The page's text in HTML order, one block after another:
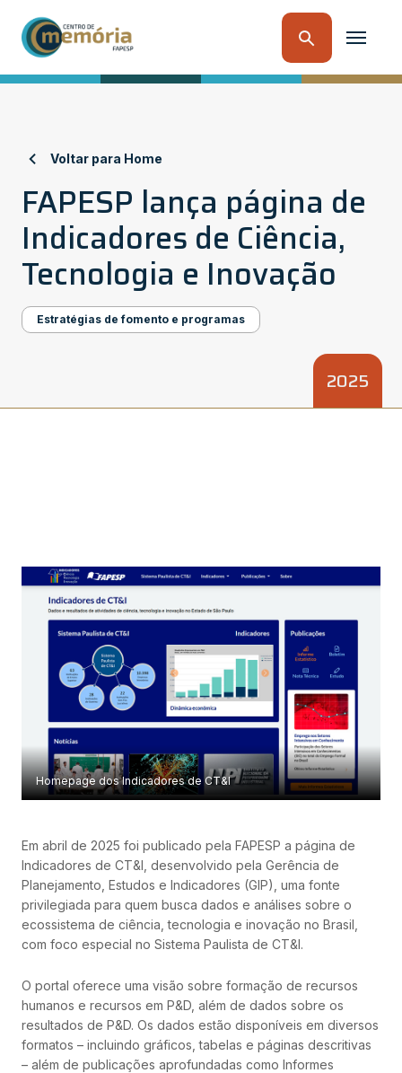
Voltar para Home
FAPESP lança página de
Indicadores de Ciência,
Tecnologia e Inovação
Estratégias de fomento e programas
2025
Homepage dos Indicadores de CT&I
Em abril de 2025 foi publicado pela FAPESP a página de
Indicadores de CT&I, desenvolvido pela Gerência de
Planejamento, Estudos e Indicadores (GIP), uma fonte
privilegiada para quem busca dados e análises sobre o
ecossistema de ciência, tecnologia e inovação no Brasil,
com foco especial no Sistema Paulista de CT&I.
O portal oferece uma visão sobre formação de recursos
humanos e recursos em P&D, além de dados sobre os
resultados de P&D. Os dados estão disponíveis em diversos
formatos – incluindo gráficos, tabelas e páginas descritivas
– além de publicações aprofundadas como Informes